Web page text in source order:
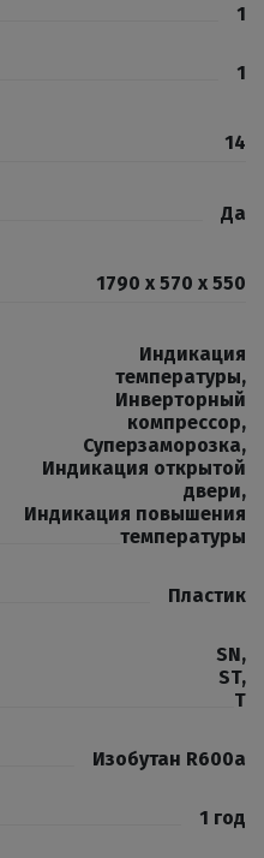
1
1
14
Да
1790 x 570 x 550
Индикация
температуры,
Инверторный
компрессор,
Суперзаморозка,
Индикация открытой
двери,
Индикация повышения
температуры
Пластик
SN,
ST,
T
Изобутан R600a
1 год